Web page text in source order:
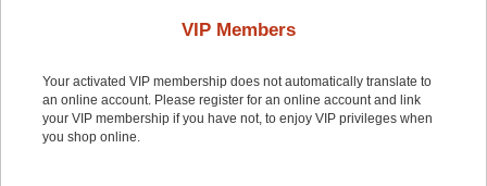
VIP Members
Your activated VIP membership does not automatically translate to
an online account. Please register for an online account and link
your VIP membership if you have not, to enjoy VIP privileges when
you shop online.